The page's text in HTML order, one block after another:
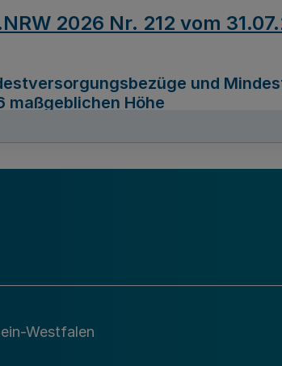
2026 Nr. 212 vom
und
maßgeblichen Höhe
zur Durchführung des
Westfalen